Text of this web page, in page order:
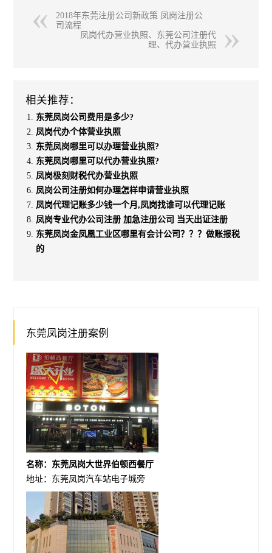
2018年东莞注册公司新政策 凤岗注册公
司流程
凤岗代办营业执照、东莞公司注册代
理、代办营业执照
相关推荐：
东莞凤岗公司费用是多少?
凤岗代办个体营业执照
东莞凤岗哪里可以办理营业执照?
东莞凤岗哪里可以代办营业执照?
凤岗极刻财税代办营业执照
凤岗公司注册如何办理怎样申请营业执照
凤岗代理记账多少钱一个月,凤岗找谁可以代理记账
凤岗专业代办公司注册 加急注册公司 当天出证注册
东莞凤岗金凤凰工业区哪里有会计公司？？？做账报税
的
东莞凤岗注册案例
名称：东莞凤岗大世界伯顿西餐厅
地址：东莞凤岗汽车站电子城旁